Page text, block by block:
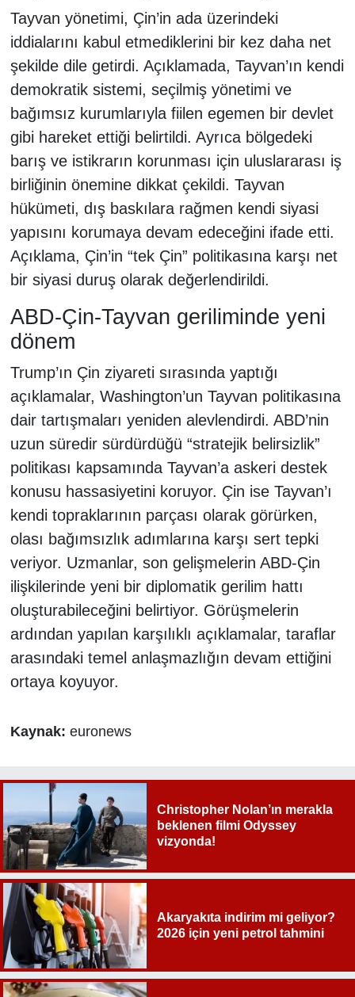
Tayvan yönetimi, Çin’in ada üzerindeki
iddialarını kabul etmediklerini bir kez daha net
şekilde dile getirdi. Açıklamada, Tayvan’ın kendi
demokratik sistemi, seçilmiş yönetimi ve
bağımsız kurumlarıyla fiilen egemen bir devlet
gibi hareket ettiği belirtildi. Ayrıca bölgedeki
barış ve istikrarın korunması için uluslararası iş
birliğinin önemine dikkat çekildi. Tayvan
hükümeti, dış baskılara rağmen kendi siyasi
yapısını korumaya devam edeceğini ifade etti.
Açıklama, Çin’in “tek Çin” politikasına karşı net
bir siyasi duruş olarak değerlendirildi.
ABD-Çin-Tayvan geriliminde yeni
dönem
Trump’ın Çin ziyareti sırasında yaptığı
açıklamalar, Washington’un Tayvan politikasına
dair tartışmaları yeniden alevlendirdi. ABD’nin
uzun süredir sürdürdüğü “stratejik belirsizlik”
politikası kapsamında Tayvan’a askeri destek
konusu hassasiyetini koruyor. Çin ise Tayvan’ı
kendi topraklarının parçası olarak görürken,
olası bağımsızlık adımlarına karşı sert tepki
veriyor. Uzmanlar, son gelişmelerin ABD-Çin
ilişkilerinde yeni bir diplomatik gerilim hattı
oluşturabileceğini belirtiyor. Görüşmelerin
ardından yapılan karşılıklı açıklamalar, taraflar
arasındaki temel anlaşmazlığın devam ettiğini
ortaya koyuyor.
Kaynak: euronews
Christopher Nolan’ın merakla
beklenen filmi Odyssey
vizyonda!
Akaryakıta indirim mi geliyor?
2026 için yeni petrol tahmini